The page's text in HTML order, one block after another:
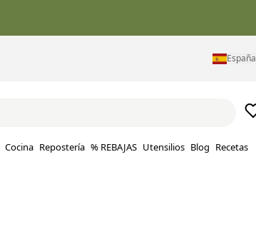
España
Cocina Repostería % REBAJAS Utensilios Blog Recetas